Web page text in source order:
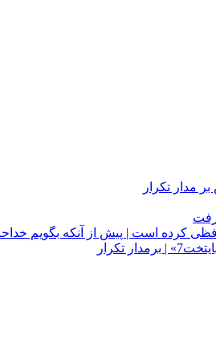
کرده است | پیش از آنکه بگویم
تکرار